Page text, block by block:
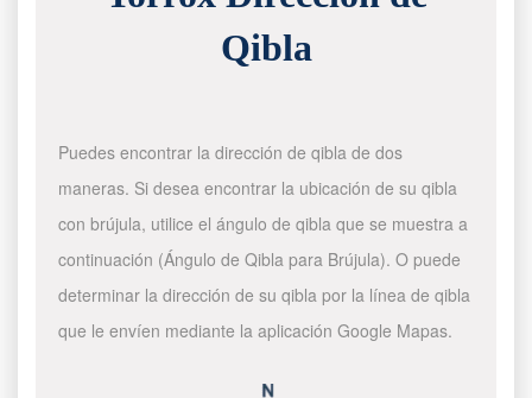
Qibla
Puedes encontrar la dirección de qibla de dos
maneras. Si desea encontrar la ubicación de su qibla
con brújula, utilice el ángulo de qibla que se muestra a
continuación (Ángulo de Qibla para Brújula). O puede
determinar la dirección de su qibla por la línea de qibla
que le envíen mediante la aplicación Google Mapas.